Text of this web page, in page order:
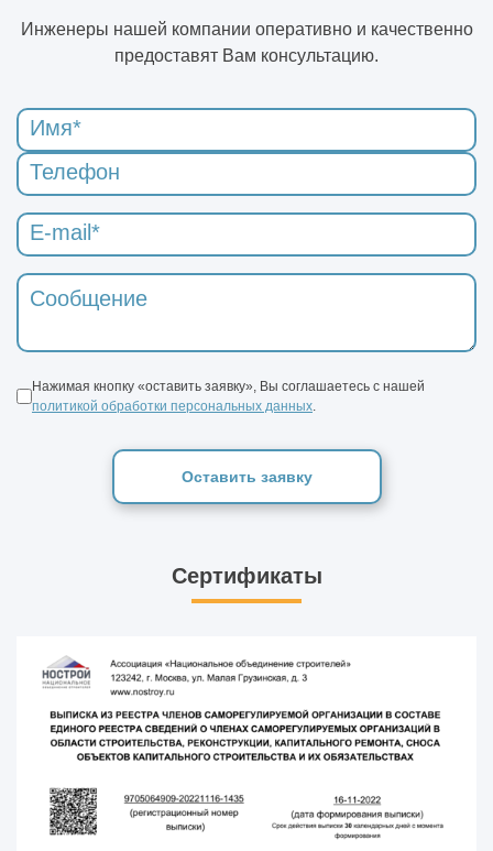
Инженеры нашей компании оперативно и качественно
предоставят Вам консультацию.
Нажимая кнопку «оставить заявку», Вы соглашаетесь с нашей
политикой обработки персональных данных
Оставить заявку
Сертификаты